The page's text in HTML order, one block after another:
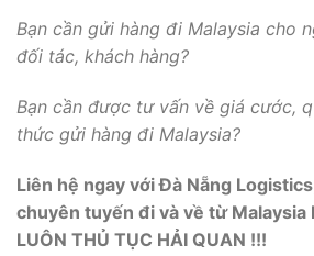
Bạn cần gửi hàng đi Malaysia cho
đối tác, khách hàng?
Bạn cần được tư vấn về giá cước,
thức gửi hàng đi Malaysia?
Liên hệ ngay với Đà Nẵng
chuyên tuyến đi và về từ Malaysia
LUÔN THỦ TỤC HẢI QUAN !!!